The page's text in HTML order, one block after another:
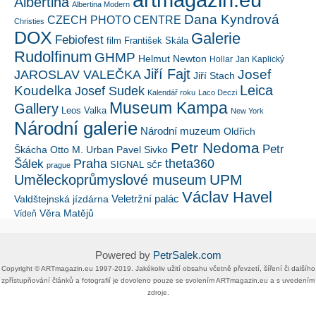
Albertina Modern
Christies CZECH PHOTO CENTRE Dana Kyndrová
DOX Febiofest film František Skála Galerie
Rudolfinum GHMP Helmut Newton Hollar Jan Kaplický
JAROSLAV VALEČKA Jiří Fajt Jiří Stach Josef
Koudelka Josef Sudek Kalendář roku Laco Deczi Leica
Gallery Leos Valka Museum Kampa New York
Národní galerie Národní muzeum Oldřich
Škácha Otto M. Urban Pavel Sivko Petr Nedoma Petr
Šálek prague Praha SIGNAL SČF theta360
Uměleckoprůmyslové museum UPM
Valdštejnská jízdárna Veletržní palác Václav Havel
Vídeň Věra Matějů
Powered by PetrSalek.com
Copyright ©​ ​​ARTmagazin.eu ​1997-2019​.​ Jakékoliv užití obsahu včetně převzetí, šíření či dalšího
zpřístupňování článků a fotografií je dovoleno pouze se svolením ​ARTmagazin.eu​ ​a s uvedením
zdroje.